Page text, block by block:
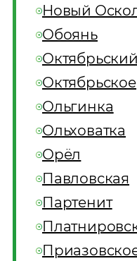
Новый
Обоянь
Октябрьский
Октябрьское
Ольгинка
Ольховатка
Орёл
Павловская
Партенит